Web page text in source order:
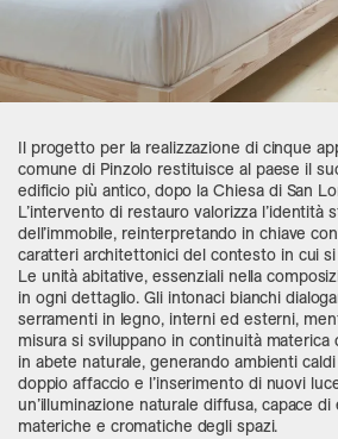
Il progetto per la realizzazione di cinque
comune di Pinzolo restituisce al paese il
edificio più antico, dopo la Chiesa di San
L’intervento di restauro valorizza l’identità
dell’immobile, reinterpretando in chiave
caratteri architettonici del contesto in cui
Le unità abitative, essenziali nella
in ogni dettaglio. Gli intonaci bianchi
serramenti in legno, interni ed esterni,
misura si sviluppano in continuità materica
in abete naturale, generando ambienti
doppio affaccio e l’inserimento di nuovi
un’illuminazione naturale diffusa, capace
materiche e cromatiche degli spazi.